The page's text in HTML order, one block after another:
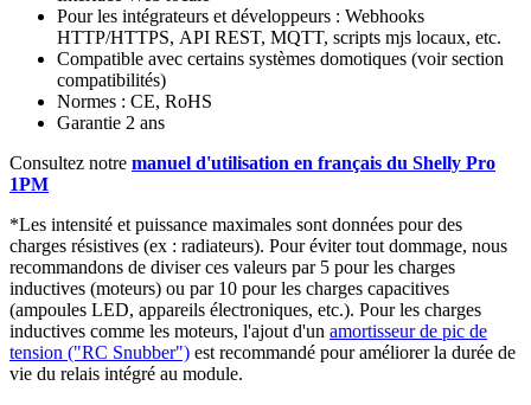
Pour les intégrateurs et développeurs : Webhooks
HTTP/HTTPS, API REST, MQTT, scripts mjs locaux, etc.
Compatible avec certains systèmes domotiques (voir section
compatibilités)
Normes : CE, RoHS
Garantie 2 ans
Consultez notre manuel d'utilisation en français du Shelly Pro
1PM
*Les intensité et puissance maximales sont données pour des
charges résistives (ex : radiateurs). Pour éviter tout dommage, nous
recommandons de diviser ces valeurs par 5 pour les charges
inductives (moteurs) ou par 10 pour les charges capacitives
(ampoules LED, appareils électroniques, etc.). Pour les charges
inductives comme les moteurs, l'ajout d'un amortisseur de pic de
tension ("RC Snubber") est recommandé pour améliorer la durée de
vie du relais intégré au module.